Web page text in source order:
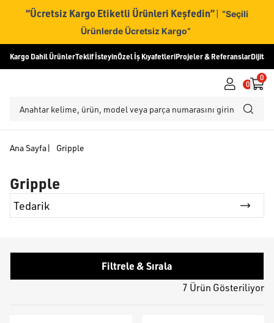
“Ücretsiz Kargo Etiketli Ürünleri Keşfedin” | “Seçili
Ürünlerde Ücretsiz Kargo”
Kargo Dahil ÜrünlerTeklif İsteyinÖzel İş KıyafetleriProjeler & ReferanslarDijital
0
0
Ana Sayfa| Gripple
Gripple
Tedarik
Filtrele & Sırala
7 Ürün Gösteriliyor